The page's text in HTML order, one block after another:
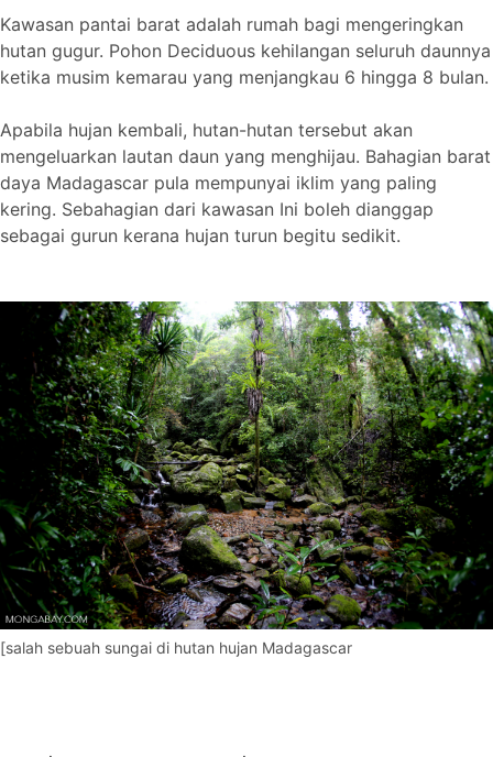
Kawasan pantai barat adalah rumah bagi mengeringkan
hutan gugur. Pohon Deciduous kehilangan seluruh daunnya
ketika musim kemarau yang menjangkau 6 hingga 8 bulan.
Apabila hujan kembali, hutan-hutan tersebut akan
mengeluarkan lautan daun yang menghijau. Bahagian barat
daya Madagascar pula mempunyai iklim yang paling
kering. Sebahagian dari kawasan Ini boleh dianggap
sebagai gurun kerana hujan turun begitu sedikit.
[salah sebuah sungai di hutan hujan Madagascar